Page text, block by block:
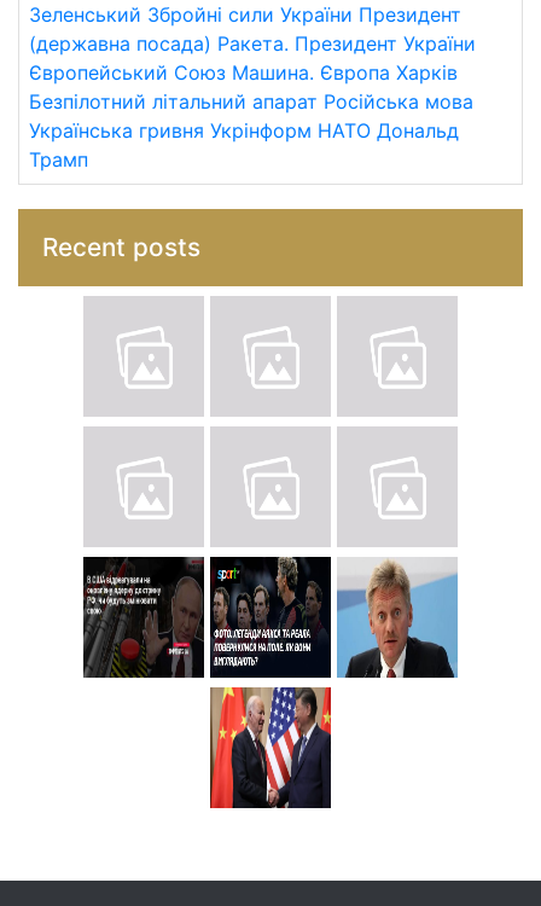
Зеленський Збройні сили України Президент
(державна посада) Ракета. Президент України
Європейський Союз Машина. Європа Харків
Безпілотний літальний апарат Російська мова
Українська гривня Укрінформ НАТО Дональд
Трамп
Recent posts